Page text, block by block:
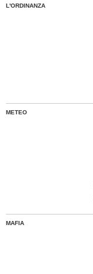
L'ORDINANZA
METEO
MAFIA